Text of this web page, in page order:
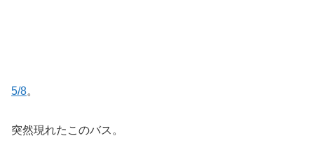
5/8。
突然現れたこのバス。